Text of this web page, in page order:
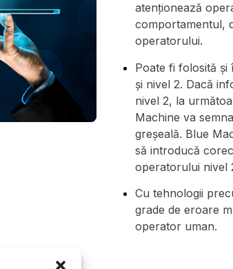
atenționează
comportamentul,
operatorului.
Poate fi folosită și
și nivel 2. Dacă
nivel 2, la
Machine va
greșeală. Blue
să introducă
operatorului nivel
Cu tehnologii
grade de eroare
operator uman.